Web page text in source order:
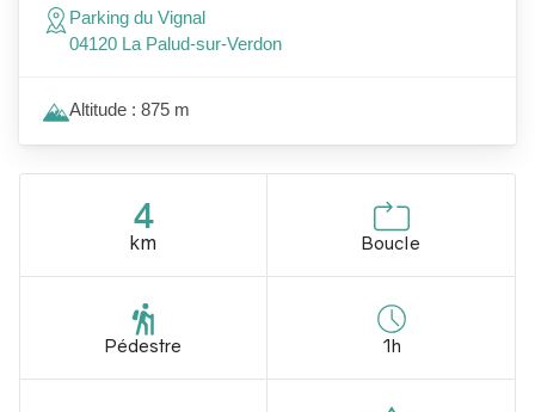
4
km Boucle
Pédestre 1h
Parking du Vignal
04120 La Palud-sur-Verdon
Altitude : 875 m